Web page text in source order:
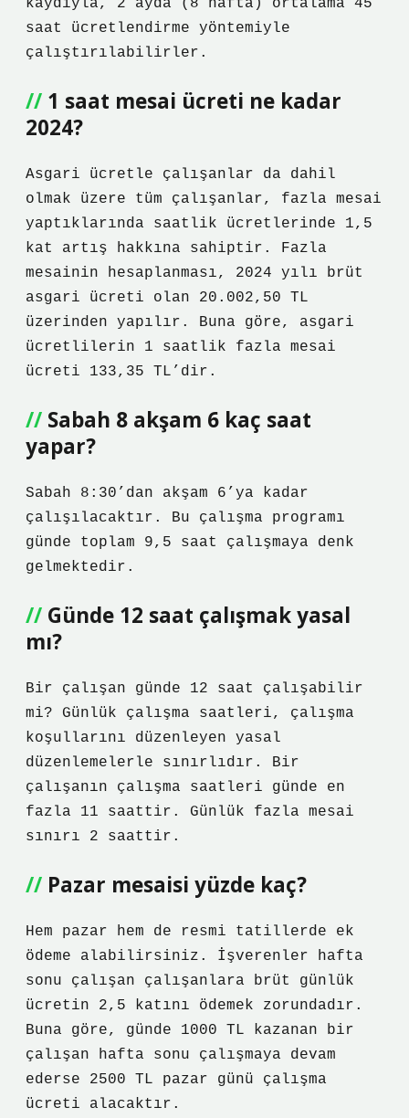
kaydıyla, 2 ayda (8 hafta) ortalama 45
saat ücretlendirme yöntemiyle
çalıştırılabilirler.
1 saat mesai ücreti ne kadar
2024?
Asgari ücretle çalışanlar da dahil
olmak üzere tüm çalışanlar, fazla mesai
yaptıklarında saatlik ücretlerinde 1,5
kat artış hakkına sahiptir. Fazla
mesainin hesaplanması, 2024 yılı brüt
asgari ücreti olan 20.002,50 TL
üzerinden yapılır. Buna göre, asgari
ücretlilerin 1 saatlik fazla mesai
ücreti 133,35 TL’dir.
Sabah 8 akşam 6 kaç saat
yapar?
Sabah 8:30’dan akşam 6’ya kadar
çalışılacaktır. Bu çalışma programı
günde toplam 9,5 saat çalışmaya denk
gelmektedir.
Günde 12 saat çalışmak yasal
mı?
Bir çalışan günde 12 saat çalışabilir
mi? Günlük çalışma saatleri, çalışma
koşullarını düzenleyen yasal
düzenlemelerle sınırlıdır. Bir
çalışanın çalışma saatleri günde en
fazla 11 saattir. Günlük fazla mesai
sınırı 2 saattir.
Pazar mesaisi yüzde kaç?
Hem pazar hem de resmi tatillerde ek
ödeme alabilirsiniz. İşverenler hafta
sonu çalışan çalışanlara brüt günlük
ücretin 2,5 katını ödemek zorundadır.
Buna göre, günde 1000 TL kazanan bir
çalışan hafta sonu çalışmaya devam
ederse 2500 TL pazar günü çalışma
ücreti alacaktır.